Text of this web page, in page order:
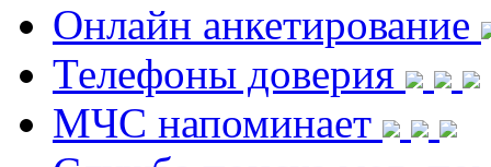
Онлайн анкетирование
Телефоны доверия
МЧС напоминает